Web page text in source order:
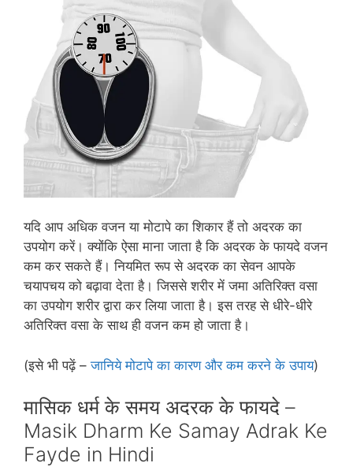
यदि आप अधिक वजन या मोटापे का शिकार हैं तो अदरक का
उपयोग करें। क्‍योंकि ऐसा माना जाता है कि अदरक के फायदे वजन
कम कर सकते हैं। नियमित रूप से अदरक का सेवन आपके
चयापचय को बढ़ावा देता है। जिससे शरीर में जमा अतिरिक्‍त वसा
का उपयोग शरीर द्वारा कर लिया जाता है। इस तरह से धीरे-धीरे
अतिरिक्‍त वसा के साथ ही वजन कम हो जाता है।
(इसे भी पढ़ें –जानिये मोटापे का कारण और कम करने के उपाय)
मासिक धर्म के समय अदरक के फायदे –
Masik Dharm Ke Samay Adrak Ke
Fayde in Hindi